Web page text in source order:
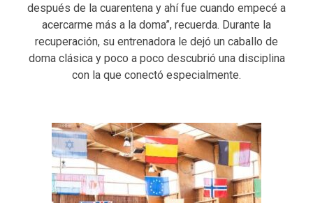
después de la cuarentena y ahí fue cuando empecé a
acercarme más a la doma”, recuerda. Durante la
recuperación, su entrenadora le dejó un caballo de
doma clásica y poco a poco descubrió una disciplina
con la que conectó especialmente.